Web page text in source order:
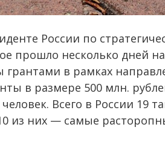
России по
прошло несколько дней
в рамках
в размере 500 млн.
Всего в России 19
из них — самые